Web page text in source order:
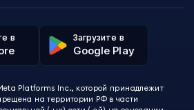
в Загрузите в
Google Play
Platforms Inc., которой принадлежит
на территории РФ в части